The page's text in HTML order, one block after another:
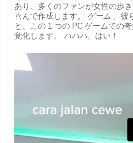
あり、多くのファンが女性の歩
喜んで作成します。 ゲーム 。彼
と、この 1 つの PC ゲームでの
覚化します。 ハハハ 、はい！